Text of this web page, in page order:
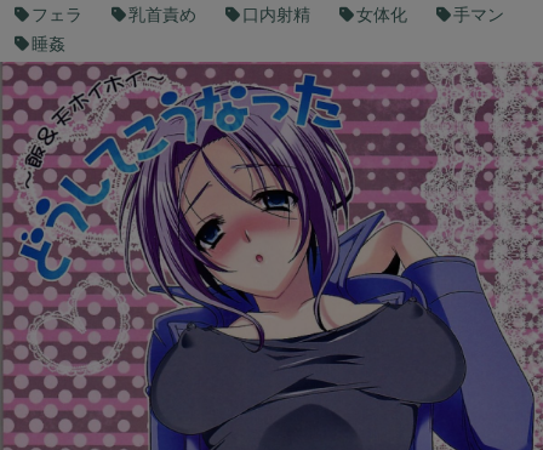
フェラ
乳首責め 口内射精 女体化
手マン
睡姦